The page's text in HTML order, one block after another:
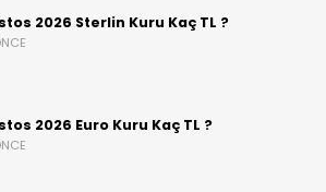
2026 Sterlin Kuru Kaç TL ?
2026 Euro Kuru Kaç TL ?